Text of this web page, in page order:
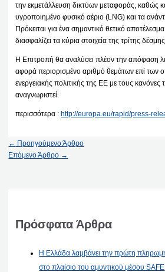
την εκμετάλλευση δικτύων μεταφοράς, καθώς
υγροποιημένο φυσικό αέριο (LNG) και τα
Πρόκειται για ένα σημαντικό θετικό
διασφαλίζει τα κύρια στοιχεία της τρίτης
Η Επιτροπή θα αναλύσει πλέον την απόφαση
αφορά περιορισμένο αριθμό θεμάτων επί των
ενεργειακής πολιτικής της ΕΕ με τους
αναγνωριστεί.
περισσότερα : http://europa.eu/rapid/press-
← Προηγούμενο Άρθρο
Επόμενο Άρθρο →
Πρόσφατα Άρθρα
Η Ελλάδα λαμβάνει την πρώτη
στο πλαίσιο του αμυντικού μέσου SAFE